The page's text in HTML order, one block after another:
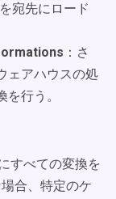
宛先にロード
：さ
ェアハウスの処
行う。
すべての変換を
合、特定のケ